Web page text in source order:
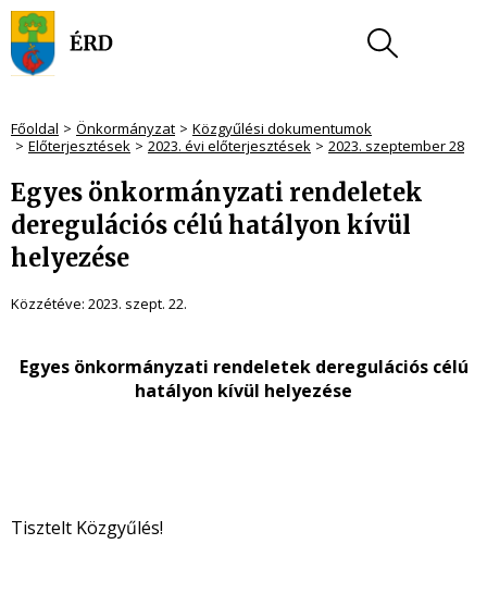
Főoldal Önkormányzat
Közgyűlési dokumentumok
Előterjesztések
2023. évi előterjesztések 2023. szeptember 28
Egyes önkormányzati rendeletek
deregulációs célú hatályon kívül
helyezése
Közzétéve: 2023. szept. 22.
Egyes önkormányzati rendeletek deregulációs célú
hatályon kívül helyezése
Tisztelt Közgyűlés!